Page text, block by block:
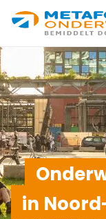
Metafoor
Onderwijs
in